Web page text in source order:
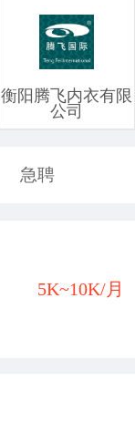
衡阳腾飞内衣有限
公司
急聘
5K~10K/月